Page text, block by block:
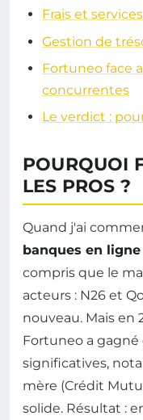
Frais et
Gestion de
Fortuneo face
concurrentes
Le verdict :
POURQUOI
LES PROS ?
Quand j'ai
banques en
compris que le
acteurs : N26 et
nouveau. Mais en
Fortuneo a
significatives,
mère (Crédit
solide. Résultat :